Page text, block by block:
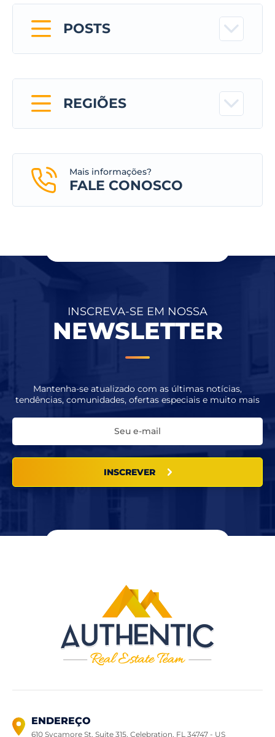
POSTS
REGIÕES
Mais informações?
FALE CONOSCO
INSCREVA-SE EM NOSSA
NEWSLETTER
Mantenha-se atualizado com as últimas notícias,
tendências, comunidades, ofertas especiais e muito mais
INSCREVER
ENDEREÇO
610 Sycamore St, Suite 315, Celebration, FL 34747 - US